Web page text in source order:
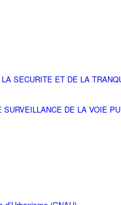
SECURITE ET DE LA
DE LA VOIE